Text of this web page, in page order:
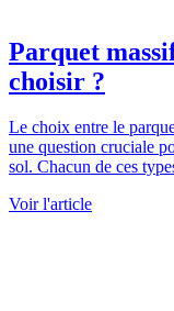
Parquet
choisir ?
Le choix entre le
une question cruciale
sol. Chacun de ces
Voir l'article